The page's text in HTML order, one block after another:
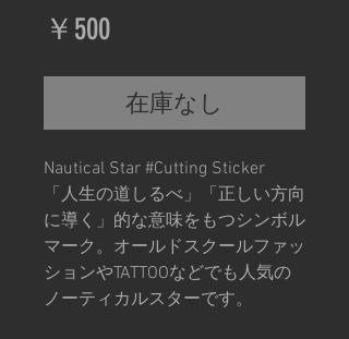
￥500価
格
在庫なし
Nautical Star #Cutting Sticker
「人生の道しるべ」「正しい方向
に導く」的な意味をもつシンボル
マーク。オールドスクールファッ
ションやTATTOOなどでも人気の
ノーティカルスターです。